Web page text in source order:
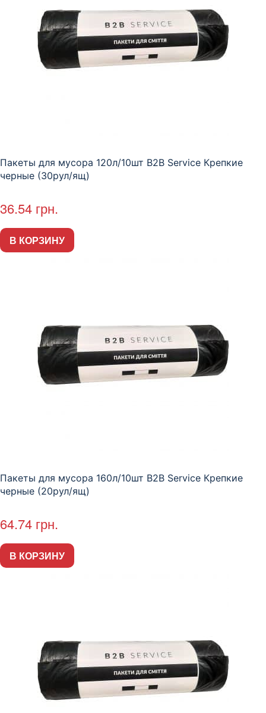
Пакеты для мусора 120л/10шт B2B Service Крепкие
черные (30рул/ящ)
36.54 грн.
В КОРЗИНУ
Пакеты для мусора 160л/10шт B2B Service Крепкие
черные (20рул/ящ)
64.74 грн.
В КОРЗИНУ